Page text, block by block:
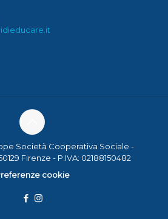
Società Cooperativa Sociale -
Firenze - P.IVA: 02188150482
cookie